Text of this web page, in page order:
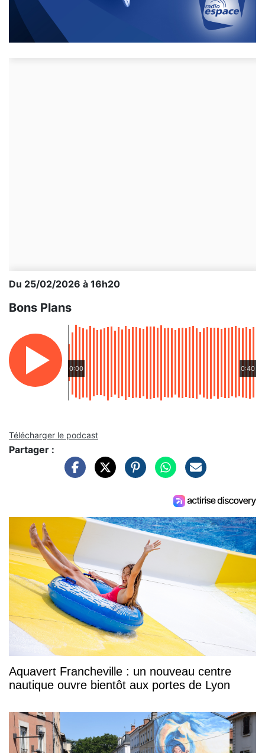
Du 25/02/2026 à 16h20
Bons Plans
0:00 0:40
Télécharger le podcast
Partager :
Aquavert Francheville : un nouveau centre
nautique ouvre bientôt aux portes de Lyon